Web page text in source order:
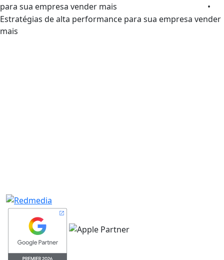
para sua empresa vender mais
•
Estratégias de alta performance para sua empresa vender
mais